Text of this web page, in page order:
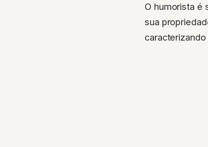
O humorista é
sua